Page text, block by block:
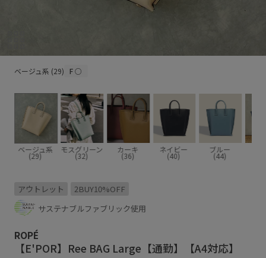
ベージュ系 (29) F○
ベージュ系
(29)
モスグリーン
(32)
カーキ
(36)
ネイビー
(40)
ブルー
(44)
アウトレット
2BUY10%OFF
サステナブルファブリック使用
ROPÉ
【E'POR】Ree BAG Large【通勤】【A4対応】